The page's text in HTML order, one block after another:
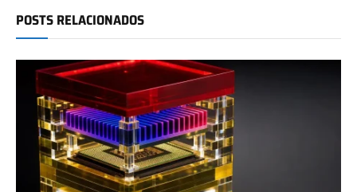
POSTS RELACIONADOS